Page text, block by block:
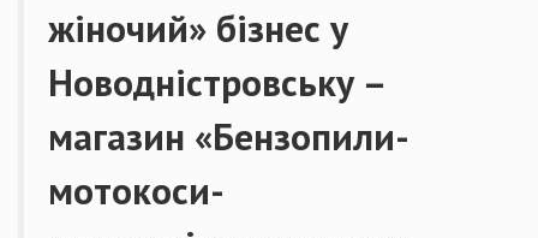
жіночий» бізнес у
Новодністровську –
магазин «Бензопили-
мотокоси-